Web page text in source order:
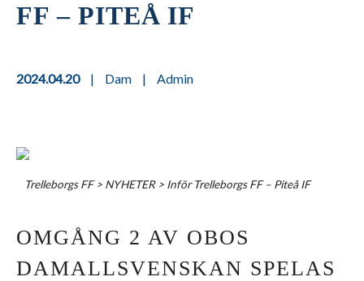
FF – PITEÅ IF
2024.04.20 | Dam | Admin
Trelleborgs FF> NYHETER> Inför Trelleborgs FF – Piteå IF
OMGÅNG 2 AV OBOS
DAMALLSVENSKAN SPELAS